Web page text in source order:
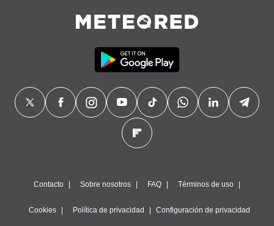
1199
Contacto Sobre nosotros FAQ Términos de uso
Cookies Política de privacidad Configuración de privacidad